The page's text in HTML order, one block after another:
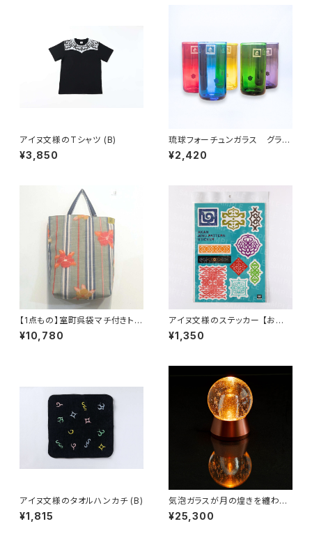
アイヌ文様のTシャツ (B)
¥3,850
琉球フォーチュンガラス グラ
ス -glass- 【自分や友人、家
族、推しの幸せを願うグラス】
¥2,420
【1点もの】室町呉袋マチ付きトー
トバッグ 大サイズ
¥10,780
アイヌ文様のステッカー 【お客
様の声から生まれた商品】
¥1,350
アイヌ文様のタオルハンカチ (B)
¥1,815
気泡ガラスが月の煌きを纏わせ
るテーブルライト -Luna / ル
ナ –
¥25,300